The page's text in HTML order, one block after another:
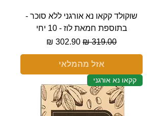
שוקולד קקאו נא אורגני ללא סוכר -
בתוספת חמאת לוז - 10 יחי
מחיר רגיל מחיר מבצע
אזל מהמלאי
קקאו נא אורגני